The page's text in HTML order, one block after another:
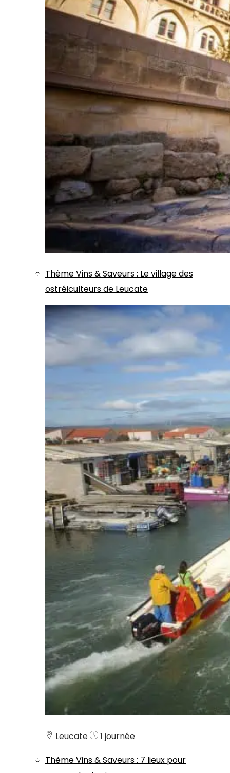
ThèmeVins & Saveurs: Le village des
ostréiculteurs de Leucate
Leucate
1 journée
ThèmeVins & Saveurs: 7 lieux pour